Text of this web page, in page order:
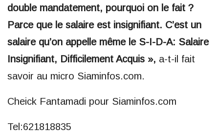
double mandatement, pourquoi on le fait ?
Parce que le salaire est insignifiant. C’est un
salaire qu’on appelle même le S-I-D-A: Salaire
Insignifiant, Difficilement Acquis », a-t-il fait
savoir au micro Siaminfos.com.
Cheick Fantamadi pour Siaminfos.com
Tel:621818835